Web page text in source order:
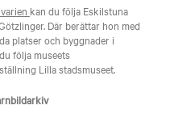
kan du följa Eskilstuna
Där berättar hon med
platser och byggnader i
följa museets
Lilla stadsmuseet.